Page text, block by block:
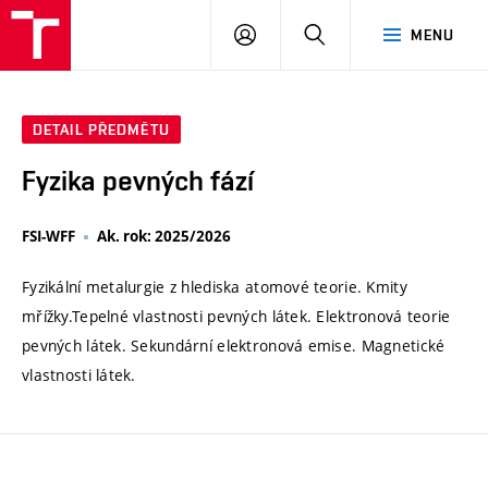
MENU
PŘIHLÁSIT
DETAIL PŘEDMĚTU
Fyzika pevných fází
FSI-WFF Ak. rok: 2025/2026
Fyzikální metalurgie z hlediska atomové teorie. Kmity
mřížky.Tepelné vlastnosti pevných látek. Elektronová teorie
pevných látek. Sekundární elektronová emise. Magnetické
vlastnosti látek.